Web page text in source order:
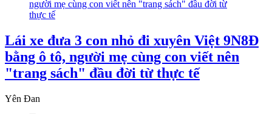
Lái xe đưa 3 con nhỏ đi xuyên Việt 9N8Đ
bằng ô tô, người mẹ cùng con viết nên
"trang sách" đầu đời từ thực tế
Yên Đan